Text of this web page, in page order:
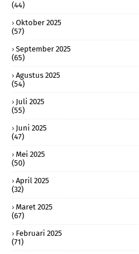
(44)
Oktober 2025
(57)
September 2025
(65)
Agustus 2025
(54)
Juli 2025
(55)
Juni 2025
(47)
Mei 2025
(50)
April 2025
(32)
Maret 2025
(67)
Februari 2025
(71)